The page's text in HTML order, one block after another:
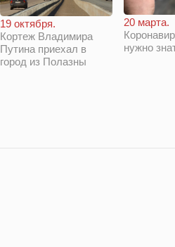
19 октября.
Кортеж Владимира
Путина приехал в
город из Полазны
20 марта.
нужно